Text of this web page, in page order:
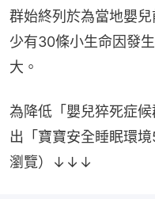
群始終列於為當地嬰
少有30條小生命因發
大。
為降低「嬰兒猝死症
出「寶寶安全睡眠環
瀏覽）↓↓↓